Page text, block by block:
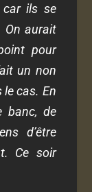
car ils se
On aurait
pour
un non
le cas. En
banc, de
d’être
Ce soir